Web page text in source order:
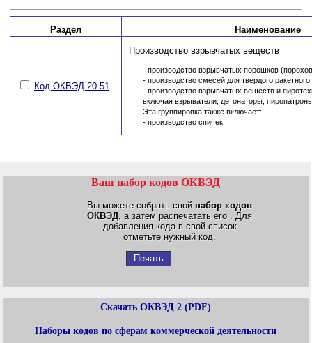
Раздел Наименование
Код ОКВЭД 20.51
Производство взрывчатых веществ
- производство взрывчатых порошков
- производство смесей для твердого ракетного
- производство взрывчатых веществ и
включая взрыватели, детонаторы,
Эта группировка также включает:
- производство спичек
Ваш набор кодов ОКВЭД
Вы можете собрать свой набор кодов
ОКВЭД , а затем распечатать его . Для
добавления кода в свой список
отметьте нужный код.
Печать
Скачать ОКВЭД 2 (PDF)
Наборы кодов по сферам коммерческой деятельности